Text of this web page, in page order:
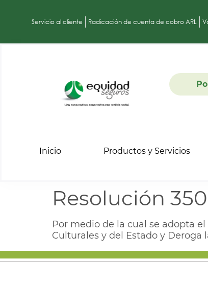
Servicio al cliente Radicación de cuenta de cobro ARL
Inicio Productos y Servicios
Resolución
Por medio de la cual se adopta
Culturales y del Estado y Deroga